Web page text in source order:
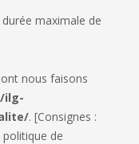
maximale de
nous faisons
ilg-
. [Consignes :
de